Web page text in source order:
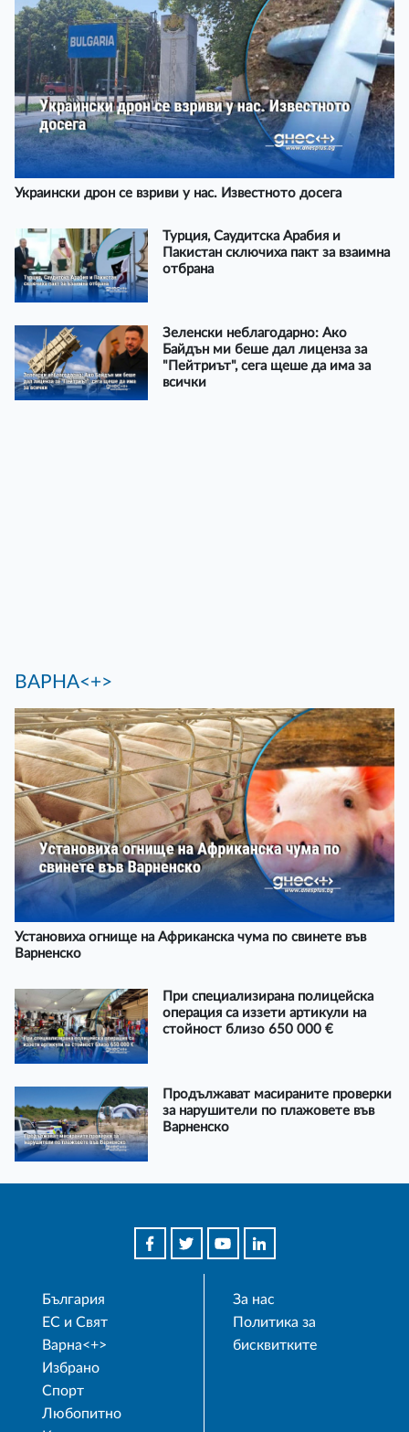
Украински дрон се взриви у нас. Известното досега
Турция, Саудитска Арабия и
Пакистан сключиха пакт за взаимна
отбрана
Зеленски неблагодарно: Ако
Байдън ми беше дал лиценза за
"Пейтриът", сега щеше да има за
всички
ВАРНА<+>
Установиха огнище на Африканска чума по свинете във
Варненско
При специализирана полицейска
операция са иззети артикули на
стойност близо 650 000 €
Продължават масираните проверки
за нарушители по плажовете във
Варненско
България
ЕС и Свят
Варна<+>
Избрано
Спорт
Любопитно
За нас
Политика за
бисквитките